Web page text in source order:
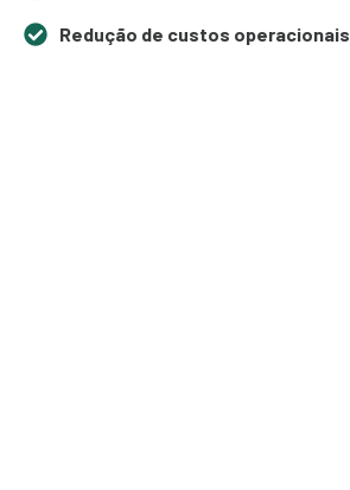
Redução de custos operacionais